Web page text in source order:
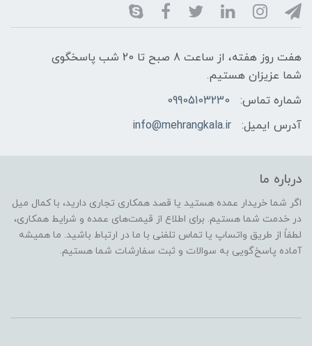
هفت روز هفته، از ساعت 8 صبح تا 20 شب پاسخگوی
شما عزیزان هستیم.
شماره تماس:
09905103230
آدرس ایمیل:
info@mehrangkala.ir
درباره ما
اگر شما خریدار عمده هستید یا قصد همکاری تجاری دارید، با کمال میل
در خدمت شما هستیم. برای اطلاع از قیمت‌های عمده و شرایط همکاری،
لطفاً از طریق واتساپ یا تماس تلفنی با ما در ارتباط باشید. ما همیشه
آماده پاسخ‌گویی به سوالات و ثبت سفارشات شما هستیم.